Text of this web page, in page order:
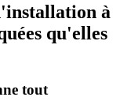
à
qu'elles
tout